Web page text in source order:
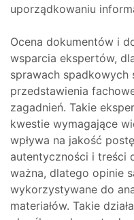
uporządkowaniu
Ocena dokumentów i
wsparcia ekspertów,
sprawach
przedstawienia
zagadnień. Takie
kwestie wymagające
wpływa na jakość
autentyczności i treści
ważna, dlatego opinie
wykorzystywane do
materiałów. Takie